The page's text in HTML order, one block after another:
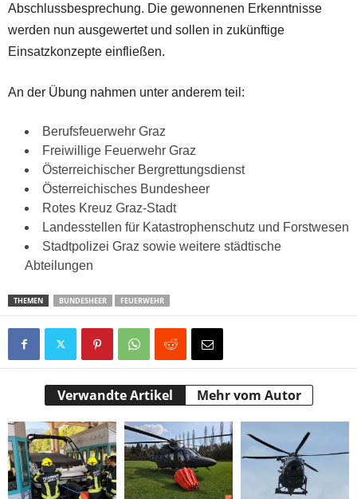
Abschlussbesprechung. Die gewonnenen Erkenntnisse
werden nun ausgewertet und sollen in zukünftige
Einsatzkonzepte einfließen.
An der Übung nahmen unter anderem teil:
Berufsfeuerwehr Graz
Freiwillige Feuerwehr Graz
Österreichischer Bergrettungsdienst
Österreichisches Bundesheer
Rotes Kreuz Graz-Stadt
Landesstellen für Katastrophenschutz und Forstwesen
Stadtpolizei Graz sowie weitere städtische
Abteilungen
THEMEN BUNDESHEER FEUERWEHR
Verwandte Artikel Mehr vom Autor